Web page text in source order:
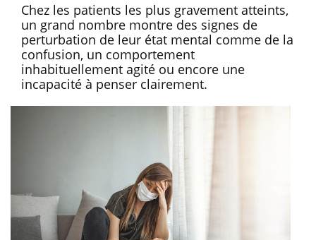
Chez les patients les plus gravement atteints,
un grand nombre montre des signes de
perturbation de leur état mental comme de la
confusion, un comportement
inhabituellement agité ou encore une
incapacité à penser clairement.